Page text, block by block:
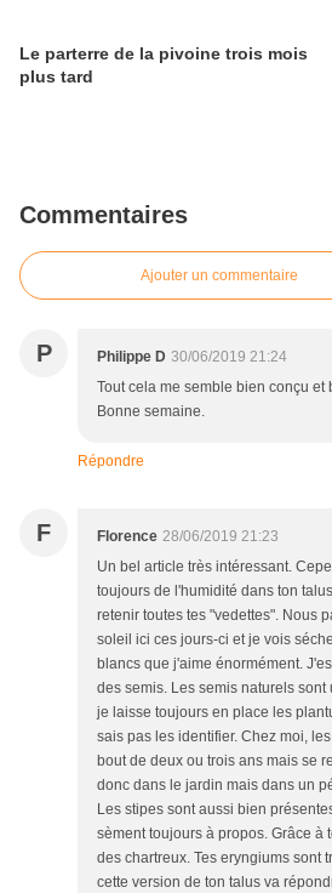
Le parterre de la pivoine trois mois
plus tard
Commentaires
Ajouter un commentaire
P Philippe D 30/06/2019 21:24
Tout cela me semble bien conçu et
Bonne semaine.
Répondre
F Florence 28/06/2019 21:23
Un bel article très intéressant.
toujours de l'humidité dans ton
retenir toutes tes "vedettes". Nous
soleil ici ces jours-ci et je vois
blancs que j'aime énormément.
des semis. Les semis naturels
je laisse toujours en place les
sais pas les identifier. Chez moi,
bout de deux ou trois ans mais se
donc dans le jardin mais dans un
Les stipes sont aussi bien
sèment toujours à propos. Grâce
des chartreux. Tes eryngiums sont
cette version de ton talus va